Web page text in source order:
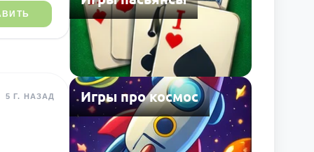
5 Г. НАЗАД Игры про космос